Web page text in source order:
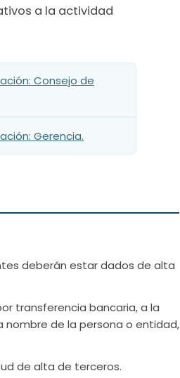
a la actividad
Consejo de
Gerencia.
deberán estar dados de alta
transferencia bancaria, a la
de la persona o entidad,
de alta de terceros.